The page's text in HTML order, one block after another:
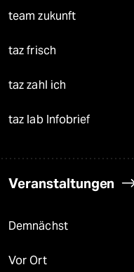
team zukunft
taz frisch
taz zahl ich
taz lab Infobrief
Veranstaltungen
Demnächst
Vor Ort